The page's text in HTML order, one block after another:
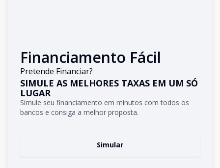
Financiamento Fácil
Pretende Financiar?
SIMULE AS MELHORES TAXAS EM UM SÓ
LUGAR
Simule seu financiamento em minutos com todos os
bancos e consiga a melhor proposta.
Simular